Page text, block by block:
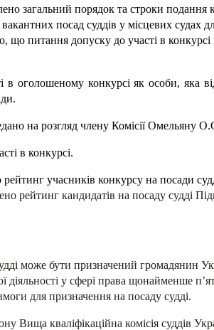
загальний порядок та строки подання
посад суддів у місцевих судах
що питання допуску до участі в
в оголошеному конкурсі як особи, яка
на розгляд члену Комісії Омельяну
в конкурсі.
учасників конкурсу на посади
рейтинг кандидатів на посаду судді
може бути призначений
у сфері права щонайменше
для призначення на посаду судді.
Вища кваліфікаційна комісія суддів